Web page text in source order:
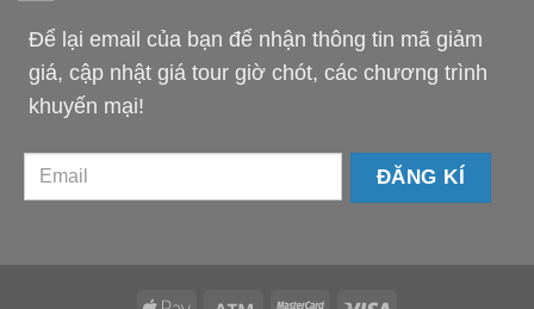
Để lại email của bạn để nhận thông tin mã giảm
giá, cập nhật giá tour giờ chót, các chương trình
khuyến mại!
email-
km